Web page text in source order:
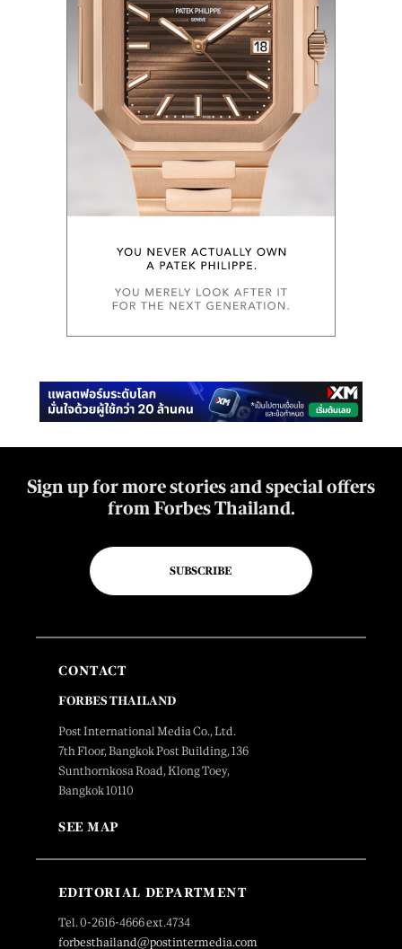
Sign up for more stories and special offers
from Forbes Thailand.
SUBSCRIBE
CONTACT
FORBES THAILAND
Post International Media Co., Ltd.
7th Floor, Bangkok Post Building, 136
Sunthornkosa Road, Klong Toey,
Bangkok 10110
SEE MAP
EDITORIAL DEPARTMENT
Tel. 0-2616-4666 ext.4734
forbesthailand@postintermedia.com